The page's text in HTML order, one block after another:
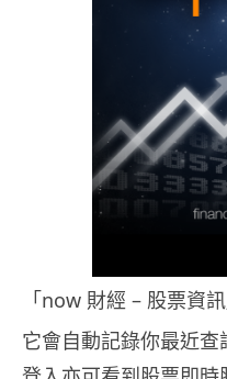
「now 財經 – 股票資
它會自動記錄你最近